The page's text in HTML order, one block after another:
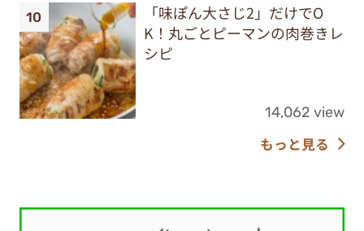
「味ぽん大さじ2」だけでO
K！丸ごとピーマンの肉巻きレ
シピ
14,062 view
もっと見る